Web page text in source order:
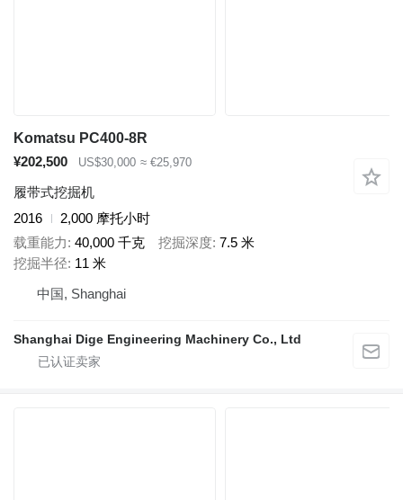
Komatsu PC400-8R
¥202,500
US$30,000 ≈ €25,970
履带式挖掘机
2016
2,000 摩托小时
载重能力 40,000 千克 挖掘深度 7.5 米
挖掘半径 11 米
中国, Shanghai
Shanghai Dige Engineering Machinery Co., Ltd